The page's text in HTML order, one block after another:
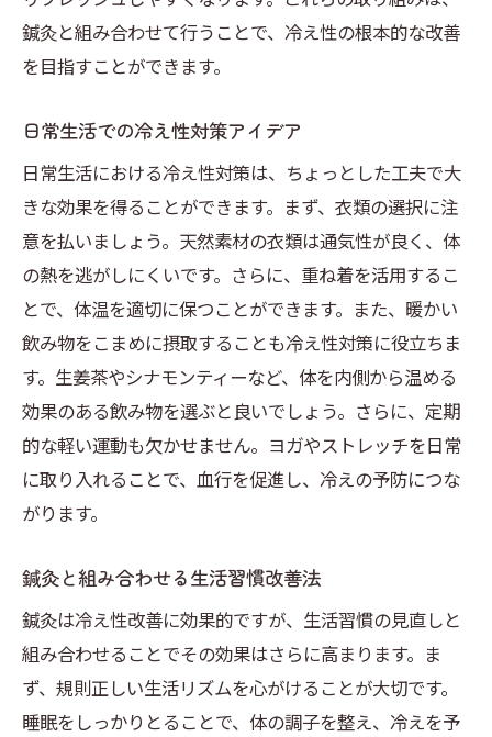
鍼灸と組み合わせて行うことで、冷え性の根本的な改善
を目指すことができます。
日常生活での冷え性対策アイデア
日常生活における冷え性対策は、ちょっとした工夫で大
きな効果を得ることができます。まず、衣類の選択に注
意を払いましょう。天然素材の衣類は通気性が良く、体
の熱を逃がしにくいです。さらに、重ね着を活用するこ
とで、体温を適切に保つことができます。また、暖かい
飲み物をこまめに摂取することも冷え性対策に役立ちま
す。生姜茶やシナモンティーなど、体を内側から温める
効果のある飲み物を選ぶと良いでしょう。さらに、定期
的な軽い運動も欠かせません。ヨガやストレッチを日常
に取り入れることで、血行を促進し、冷えの予防につな
がります。
鍼灸と組み合わせる生活習慣改善法
鍼灸は冷え性改善に効果的ですが、生活習慣の見直しと
組み合わせることでその効果はさらに高まります。ま
ず、規則正しい生活リズムを心がけることが大切です。
睡眠をしっかりとることで、体の調子を整え、冷えを予